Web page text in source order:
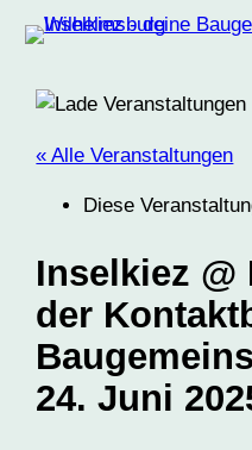
« Alle Veranstaltungen
Diese
Inselkiez @
der
24. Juni